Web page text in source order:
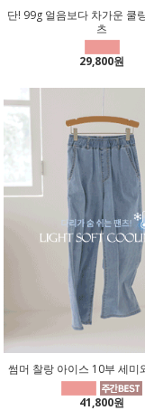
단! 99g 얼음보다 차가운 쿨
츠
29,800원
썸머 찰랑 아이스 10부 세미
41,800원